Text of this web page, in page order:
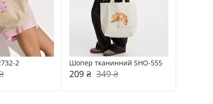
2 Шопер тканинний SHO-555
209 ₴ 349 ₴